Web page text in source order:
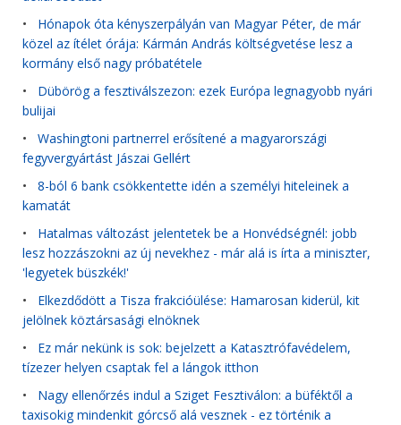
• Hónapok óta kényszerpályán van Magyar Péter, de már
közel az ítélet órája: Kármán András költségvetése lesz a
kormány első nagy próbatétele
• Dübörög a fesztiválszezon: ezek Európa legnagyobb nyári
bulijai
• Washingtoni partnerrel erősítené a magyarországi
fegyvergyártást Jászai Gellért
• 8-ból 6 bank csökkentette idén a személyi hiteleinek a
kamatát
• Hatalmas változást jelentetek be a Honvédségnél: jobb
lesz hozzászokni az új nevekhez - már alá is írta a miniszter,
'legyetek büszkék!'
• Elkezdődött a Tisza frakcióülése: Hamarosan kiderül, kit
jelölnek köztársasági elnöknek
• Ez már nekünk is sok: bejelzett a Katasztrófavédelem,
tízezer helyen csaptak fel a lángok itthon
• Nagy ellenőrzés indul a Sziget Fesztiválon: a büféktől a
taxisokig mindenkit górcső alá vesznek - ez történik a